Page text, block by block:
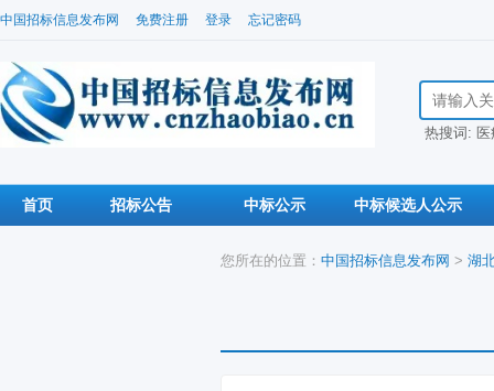
中国招标信息发布网 免费注册 登录 忘记密码
搜索招标信
热搜词:
首页 招标公告 中标公示 中标候选人公示
您所在的位置： 中国招标信息发布网 > 湖